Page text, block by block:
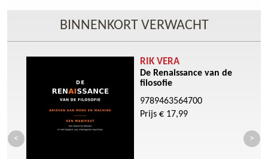
BINNENKORT VERWACHT
RIK VERA
De Renaissance van de
filosofie
9789463564700
Prijs € 17,99